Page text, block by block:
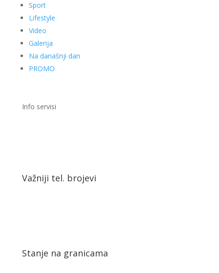
Sport
Lifestyle
Video
Galerija
Na današnji dan
PROMO
Info servisi
Važniji tel. brojevi
Stanje na granicama